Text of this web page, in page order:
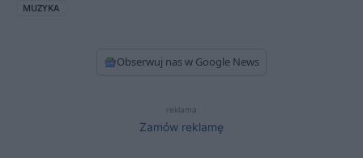
MUZYKA
Obserwuj nas w Google News
reklama
Zamów reklamę